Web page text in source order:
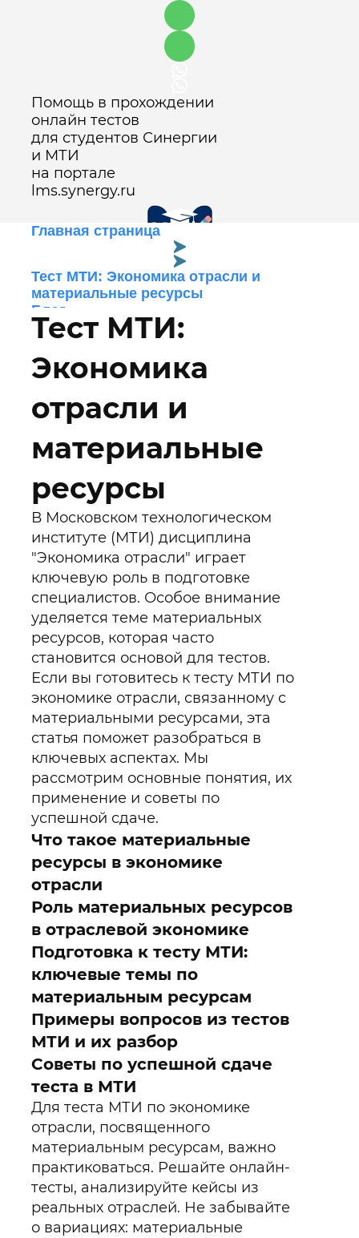
Помощь в прохождении
онлайн тестов
для студентов Синергии
и МТИ
на портале
lms.synergy.ru
Оставить заявку
Главная страница
Тест МТИ: Экономика отрасли и
материальные ресурсы
Блог
Тест МТИ:
Экономика
отрасли и
материальные
ресурсы
В Московском технологическом
институте (МТИ) дисциплина
"Экономика отрасли" играет
ключевую роль в подготовке
специалистов. Особое внимание
уделяется теме материальных
ресурсов, которая часто
становится основой для тестов.
Если вы готовитесь к тесту МТИ по
экономике отрасли, связанному с
материальными ресурсами, эта
статья поможет разобраться в
ключевых аспектах. Мы
рассмотрим основные понятия, их
применение и советы по
успешной сдаче.
Что такое материальные
ресурсы в экономике
отрасли
Роль материальных ресурсов
в отраслевой экономике
Подготовка к тесту МТИ:
ключевые темы по
материальным ресурсам
Примеры вопросов из тестов
МТИ и их разбор
Советы по успешной сдаче
теста в МТИ
Для теста МТИ по экономике
отрасли, посвященного
материальным ресурсам, важно
практиковаться. Решайте онлайн-
тесты, анализируйте кейсы из
реальных отраслей. Не забывайте
о вариациях: материальные